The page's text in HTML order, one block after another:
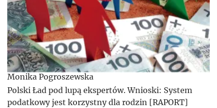
Monika Pogroszewska
Polski Ład pod lupą ekspertów. Wnioski: System
podatkowy jest korzystny dla rodzin [RAPORT]